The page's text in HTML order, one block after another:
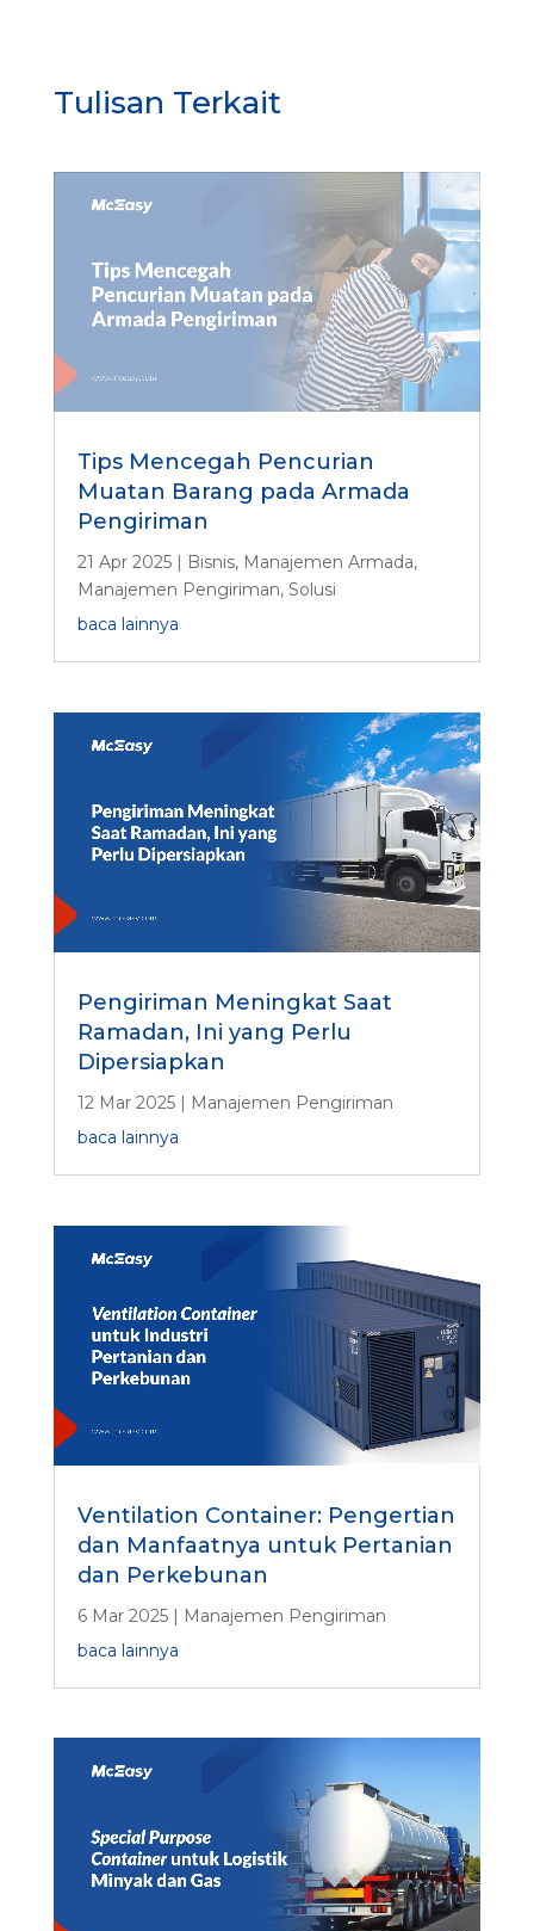
Tulisan Terkait
Tips Mencegah Pencurian
Muatan Barang pada Armada
Pengiriman
21 Apr 2025| Bisnis, Manajemen Armada,
Manajemen Pengiriman, Solusi
baca lainnya
Pengiriman Meningkat Saat
Ramadan, Ini yang Perlu
Dipersiapkan
12 Mar 2025|
Manajemen Pengiriman
baca lainnya
Ventilation Container: Pengertian
dan Manfaatnya untuk Pertanian
dan Perkebunan
6 Mar 2025| Manajemen Pengiriman
baca lainnya